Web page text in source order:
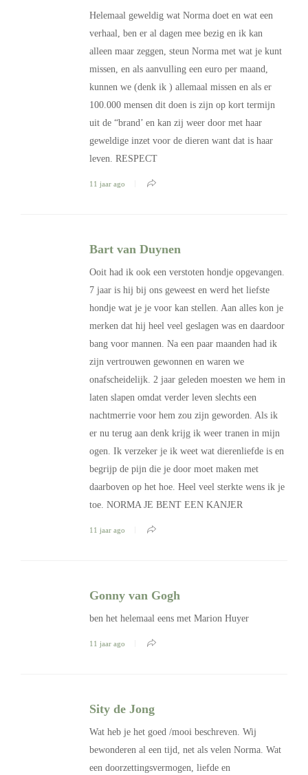
Helemaal geweldig wat Norma doet en wat een
verhaal, ben er al dagen mee bezig en ik kan
alleen maar zeggen, steun Norma met wat je kunt
missen, en als aanvulling een euro per maand,
kunnen we (denk ik ) allemaal missen en als er
100.000 mensen dit doen is zijn op kort termijn
uit de “brand’ en kan zij weer door met haar
geweldige inzet voor de dieren want dat is haar
leven. RESPECT
11 jaar ago
Bart van Duynen
Ooit had ik ook een verstoten hondje opgevangen.
7 jaar is hij bij ons geweest en werd het liefste
hondje wat je je voor kan stellen. Aan alles kon je
merken dat hij heel veel geslagen was en daardoor
bang voor mannen. Na een paar maanden had ik
zijn vertrouwen gewonnen en waren we
onafscheidelijk. 2 jaar geleden moesten we hem in
laten slapen omdat verder leven slechts een
nachtmerrie voor hem zou zijn geworden. Als ik
er nu terug aan denk krijg ik weer tranen in mijn
ogen. Ik verzeker je ik weet wat dierenliefde is en
begrijp de pijn die je door moet maken met
daarboven op het hoe. Heel veel sterkte wens ik je
toe. NORMA JE BENT EEN KANJER
11 jaar ago
Gonny van Gogh
ben het helemaal eens met Marion Huyer
11 jaar ago
Sity de Jong
Wat heb je het goed /mooi beschreven. Wij
bewonderen al een tijd, net als velen Norma. Wat
een doorzettingsvermogen, liefde en